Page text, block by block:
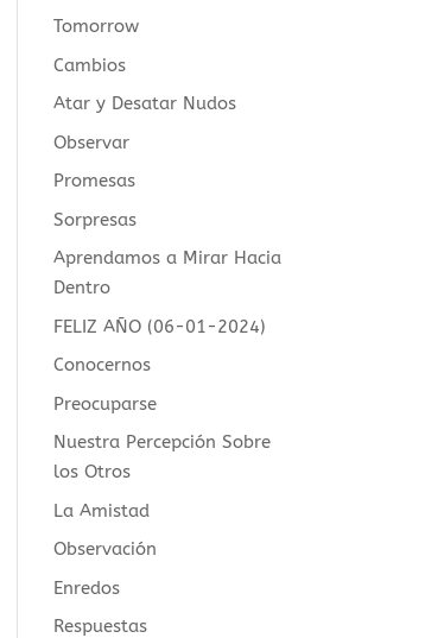
Tomorrow
Cambios
Atar y Desatar Nudos
Observar
Promesas
Sorpresas
Aprendamos a Mirar Hacia
Dentro
FELIZ AÑO (06-01-2024)
Conocernos
Preocuparse
Nuestra Percepción Sobre
los Otros
La Amistad
Observación
Enredos
Respuestas